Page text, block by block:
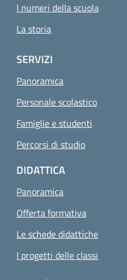
I numeri della scuola
La storia
SERVIZI
Panoramica
Personale scolastico
Famiglie e studenti
Percorsi di studio
DIDATTICA
Panoramica
Offerta formativa
Le schede didattiche
I progetti delle classi